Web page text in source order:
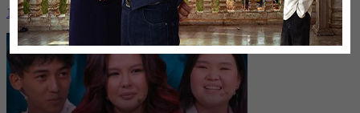
19 декабря, 17:00